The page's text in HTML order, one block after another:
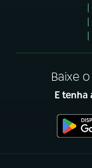
Baixe
E tenha